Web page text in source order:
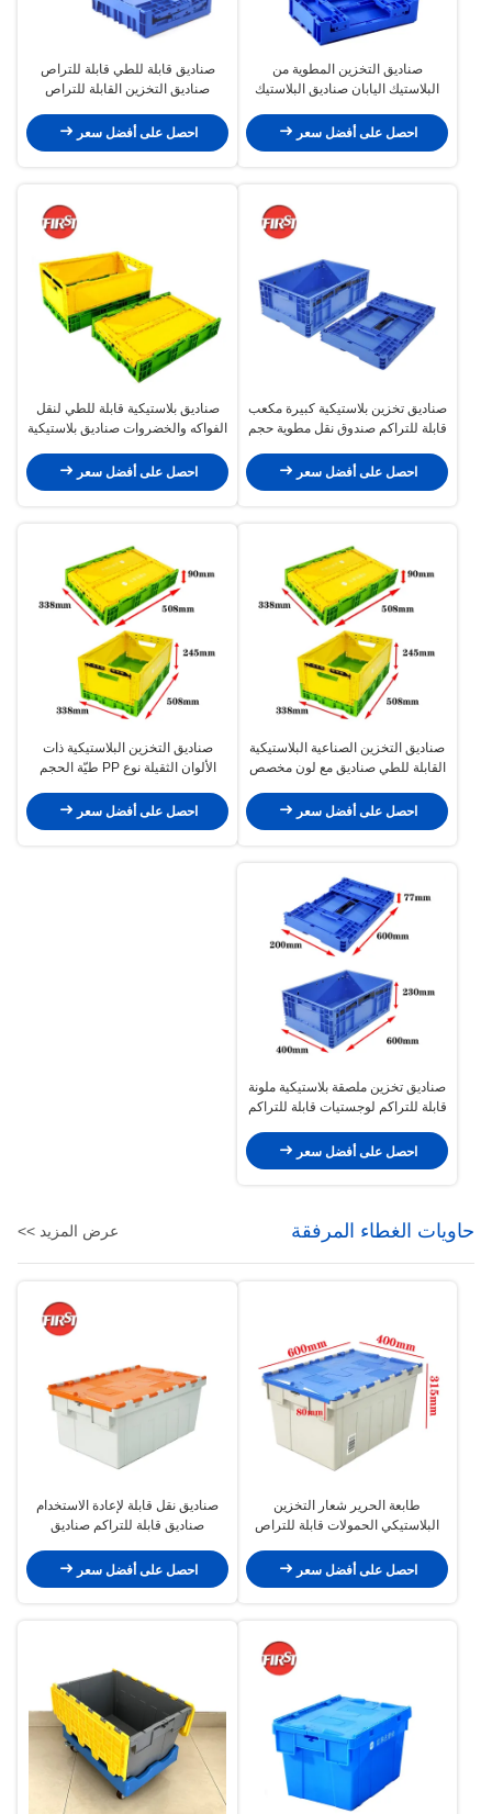
صناديق التخزين المطوية من
البلاستيك اليابان صناديق البلاستيك
احصل على أفضل سعر
صناديق قابلة للطي قابلة للتراص
صناديق التخزين القابلة للتراص
احصل على أفضل سعر
صناديق تخزين بلاستيكية كبيرة مكعب
قابلة للتراكم صندوق نقل مطوية حجم
احصل على أفضل سعر
صناديق بلاستيكية قابلة للطي لنقل
الفواكه والخضروات صناديق بلاستيكية
احصل على أفضل سعر
صناديق التخزين الصناعية البلاستيكية
القابلة للطي صناديق مع لون مخصص
احصل على أفضل سعر
صناديق التخزين البلاستيكية ذات
الألوان الثقيلة نوع PP طيّة الحجم
احصل على أفضل سعر
صناديق تخزين ملصقة بلاستيكية ملونة
قابلة للتراكم لوجستيات قابلة للتراكم
احصل على أفضل سعر
حاويات الغطاء المرفقة عرض المزيد >>
طابعة الحرير شعار التخزين
البلاستيكي الحمولات قابلة للتراص
احصل على أفضل سعر
صناديق نقل قابلة لإعادة الاستخدام
صناديق قابلة للتراكم صناديق
الطباعة النقل التخزين
احصل على أفضل سعر